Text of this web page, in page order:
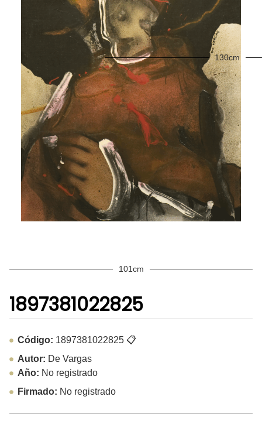
101cm
130cm
1897381022825
Código: 1897381022825📋
Autor: De Vargas
Año: No registrado
Firmado: No registrado